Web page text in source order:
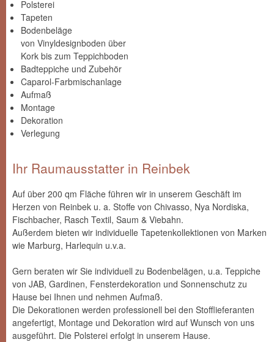
Polsterei
Tapeten
Bodenbeläge
von Vinyldesignboden über
Kork bis zum Teppichboden
Badteppiche und Zubehör
Caparol-Farbmischanlage
Aufmaß
Montage
Dekoration
Verlegung
Ihr Raumausstatter in Reinbek
Auf über 200 qm Fläche führen wir in unserem Geschäft im
Herzen von Reinbek u. a. Stoffe von Chivasso, Nya Nordiska,
Fischbacher, Rasch Textil, Saum & Viebahn.
Außerdem bieten wir individuelle Tapetenkollektionen von Marken
wie Marburg, Harlequin u.v.a.
Gern beraten wir Sie individuell zu Bodenbelägen, u.a. Teppiche
von JAB, Gardinen, Fensterdekoration und Sonnenschutz zu
Hause bei Ihnen und nehmen Aufmaß.
Die Dekorationen werden professionell bei den Stofflieferanten
angefertigt, Montage und Dekoration wird auf Wunsch von uns
ausgeführt. Die Polsterei erfolgt in unserem Hause.